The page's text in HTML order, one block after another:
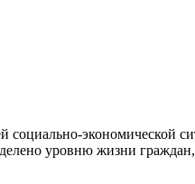
экономической
уровню жизни граждан,